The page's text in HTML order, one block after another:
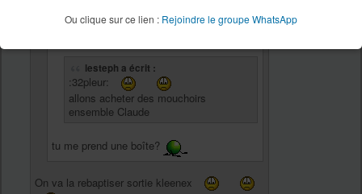
Ou clique sur ce lien : Rejoindre le groupe WhatsApp
lesteph a écrit :
lesteph a écrit :
:32pleur:
allons acheter des mouchoirs
ensemble Claude
tu me prend une boîte?
On va la rebaptiser sortie kleenex
Fraja34